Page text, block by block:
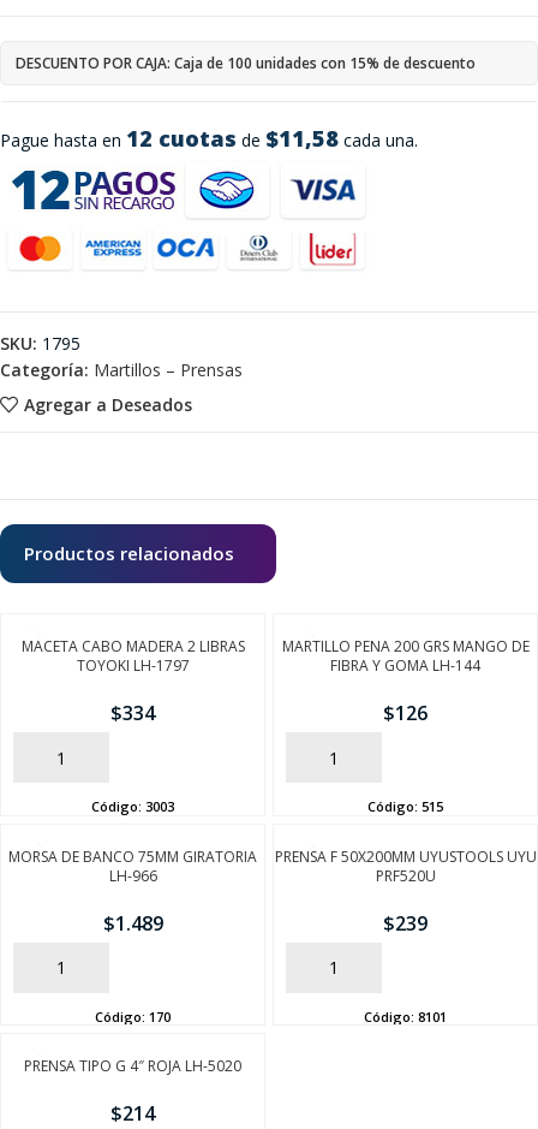
Pague hasta en 12 cuotas de $11,58 cada una.
DESCUENTO POR CAJA: Caja de 100 unidades con 15% de descuento
Agregar a Deseados
SKU: 1795
Categoría: Martillos – Prensas
Productos relacionados
MACETA CABO MADERA 2 LIBRAS
TOYOKI LH-1797
$334
AÑADIR
Código: 3003
MARTILLO PENA 200 GRS MANGO DE
FIBRA Y GOMA LH-144
$126
AÑADIR
Código: 515
MORSA DE BANCO 75MM GIRATORIA
LH-966
$1.489
AÑADIR
Código: 170
PRENSA F 50X200MM UYUSTOOLS UYU
PRF520U
$239
AÑADIR
Código: 8101
PRENSA TIPO G 4″ ROJA LH-5020
$214